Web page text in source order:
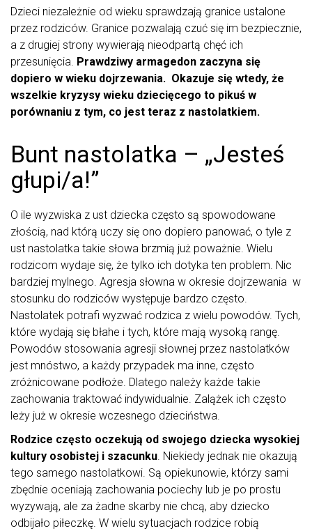
Dzieci niezależnie od wieku sprawdzają granice ustalone
przez rodziców. Granice pozwalają czuć się im bezpiecznie,
a z drugiej strony wywierają nieodpartą chęć ich
przesunięcia. Prawdziwy armagedon zaczyna się
dopiero w wieku dojrzewania. Okazuje się wtedy, że
wszelkie kryzysy wieku dziecięcego to pikuś w
porównaniu z tym, co jest teraz z nastolatkiem.
Bunt nastolatka – „Jesteś
głupi/a!”
O ile wyzwiska z ust dziecka często są spowodowane
złością, nad którą uczy się ono dopiero panować, o tyle z
ust nastolatka takie słowa brzmią już poważnie. Wielu
rodzicom wydaje się, że tylko ich dotyka ten problem. Nic
bardziej mylnego. Agresja słowna w okresie dojrzewania w
stosunku do rodziców występuje bardzo często.
Nastolatek potrafi wyzwać rodzica z wielu powodów. Tych,
które wydają się błahe i tych, które mają wysoką rangę.
Powodów stosowania agresji słownej przez nastolatków
jest mnóstwo, a każdy przypadek ma inne, często
zróżnicowane podłoże. Dlatego należy każde takie
zachowania traktować indywidualnie. Zalążek ich często
leży już w okresie wczesnego dzieciństwa.
Rodzice często oczekują od swojego dziecka wysokiej
kultury osobistej i szacunku. Niekiedy jednak nie okazują
tego samego nastolatkowi. Są opiekunowie, którzy sami
zbędnie oceniają zachowania pociechy lub je po prostu
wyzywają, ale za żadne skarby nie chcą, aby dziecko
odbijało piłeczkę. W wielu sytuacjach rodzice robią